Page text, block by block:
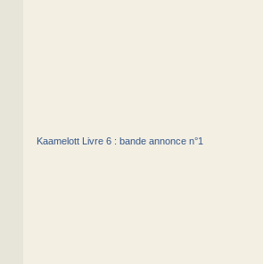
Kaamelott Livre 6 : bande annonce n°1